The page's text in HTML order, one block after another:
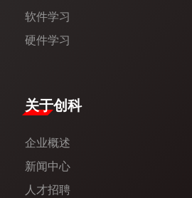
软件学习
硬件学习
​关于创科​
企业概述
新闻中心​
人才招聘